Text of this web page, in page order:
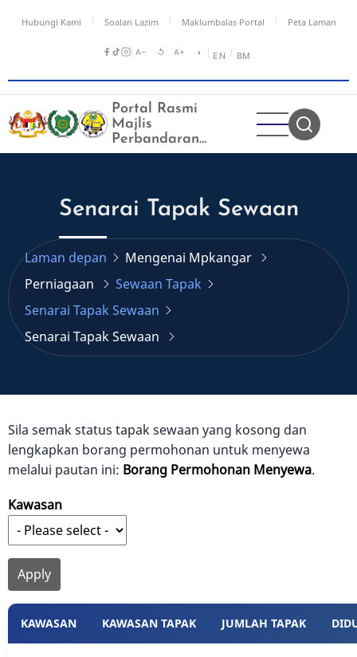
Hubungi Kami Soalan Lazim Maklumbalas Portal Peta Laman
A− ↺ A+ ◑ EN / BM
Portal Rasmi
Majlis
Perbandaran
Kangar
Senarai Tapak Sewaan
Laman depan
Mengenai Mpkangar
Perniagaan
Sewaan Tapak
Senarai Tapak Sewaan
Senarai Tapak Sewaan
Sila semak status tapak sewaan yang kosong dan
lengkapkan borang permohonan untuk menyewa
melalui pautan ini: Borang Permohonan Menyewa.
Kawasan
KAWASAN KAWASAN TAPAK JUMLAH TAPAK